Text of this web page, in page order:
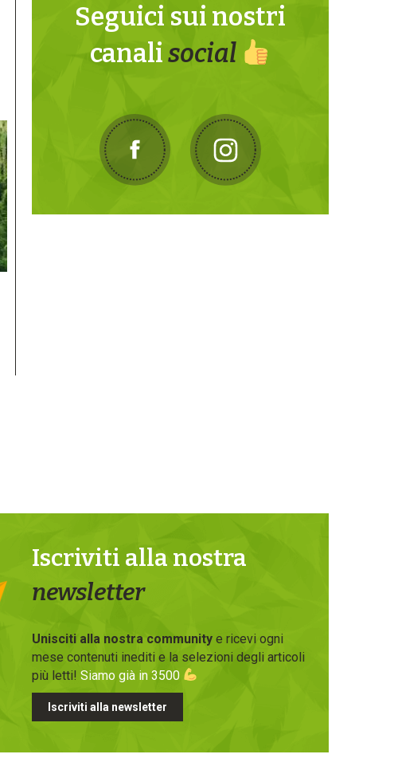
Seguici sui nostri
canalisocial
Iscriviti alla nostra
newsletter
Unisciti alla nostra communitye ricevi ogni
mese contenuti inediti e la selezioni degli articoli
più letti! Siamo già in 3500
Iscriviti alla newsletter